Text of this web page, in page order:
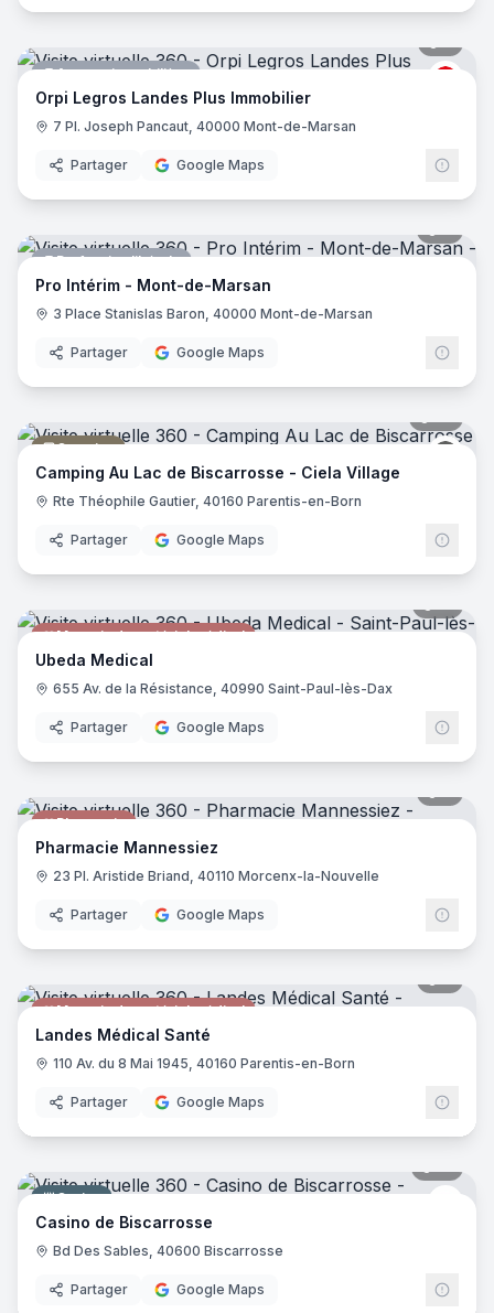
Agence immobilière ORPI
Orpi Legros Landes Plus Immobilier
7 Pl. Joseph Pancaut, 40000 Mont-de-Marsan
Partager Google Maps
Profession libérale
Pro Intérim - Mont-de-Marsan
3 Place Stanislas Baron, 40000 Mont-de-Marsan
Partager Google Maps
Camping
Camping Au Lac de Biscarrosse - Ciela Village
Rte Théophile Gautier, 40160 Parentis-en-Born
Partager Google Maps
Magasin de matériel médical
Ubeda Medical
655 Av. de la Résistance, 40990 Saint-Paul-lès-Dax
Partager Google Maps
Pharmacie
Pharmacie Mannessiez
23 Pl. Aristide Briand, 40110 Morcenx-la-Nouvelle
Partager Google Maps
Magasin de matériel médical
Landes Médical Santé
110 Av. du 8 Mai 1945, 40160 Parentis-en-Born
Partager Google Maps
Casino Cogit
Casino de Biscarrosse
Bd Des Sables, 40600 Biscarrosse
Partager Google Maps